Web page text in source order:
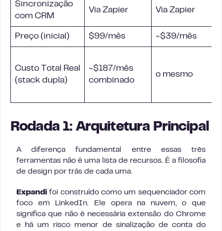
Sincronização
com CRM
Via Zapier Via Zapier
Preço (inicial) $99/mês ~$39/mês
Custo Total Real
(stack dupla)
~$187/mês
combinado
o mesmo
Rodada 1: Arquitetura Principal
A diferença fundamental entre essas três
ferramentas não é uma lista de recursos. É a filosofia
de design por trás de cada uma.
Expandi foi construído como um sequenciador com
foco em LinkedIn. Ele opera na nuvem, o que
significa que não é necessária extensão do Chrome
e há um risco menor de sinalização de conta do